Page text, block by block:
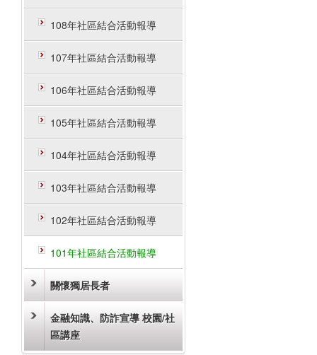
108年社區結合活動報導
107年社區結合活動報導
106年社區結合活動報導
105年社區結合活動報導
104年社區結合活動報導
103年社區結合活動報導
102年社區結合活動報導
101年社區結合活動報導
關懷獨居長者
金融知識、防詐宣導 校園/社
區講座